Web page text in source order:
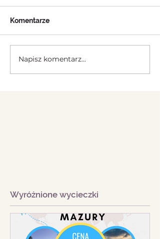
Komentarze
Napisz komentarz...
Wyróżnione wycieczki